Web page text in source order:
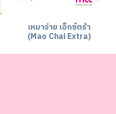
เหมาจ่าย เอ็กซ์ตร้า
(Mao Chai Extra)